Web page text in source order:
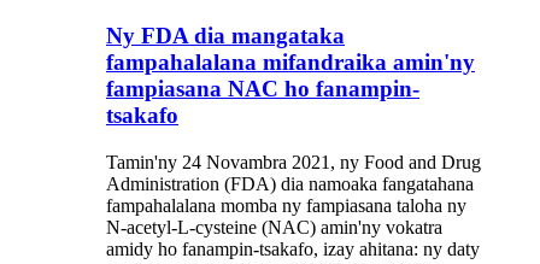
Ny FDA dia mangataka
fampahalalana mifandraika amin'ny
fampiasana NAC ho fanampin-
tsakafo
Tamin'ny 24 Novambra 2021, ny Food and Drug
Administration (FDA) dia namoaka fangatahana
fampahalalana momba ny fampiasana taloha ny
N-acetyl-L-cysteine ​​​​(NAC) amin'ny vokatra
amidy ho fanampin-tsakafo, izay ahitana: ny daty